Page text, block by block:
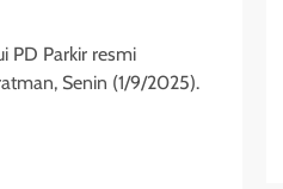
PD Parkir resmi
Senin (1/9/2025).